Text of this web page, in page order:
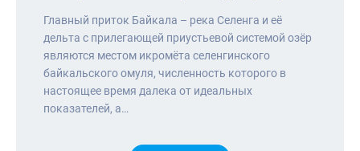
Главный приток Байкала – река Селенга и её
дельта с прилегающей приустьевой системой озёр
являются местом икромёта селенгинского
байкальского омуля, численность которого в
настоящее время далека от идеальных
показателей, а…